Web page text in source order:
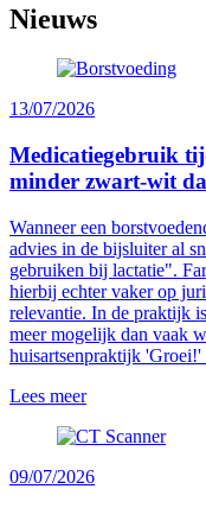
Nieuws
13/07/2026
Medicatiegebruik
minder zwart-wit
Wanneer een
advies in de bijsluiter al
gebruiken bij lactatie".
hierbij echter vaker op
relevantie. In de praktijk
meer mogelijk dan vaak
huisartsenpraktijk 'Groei!'
Lees meer
09/07/2026